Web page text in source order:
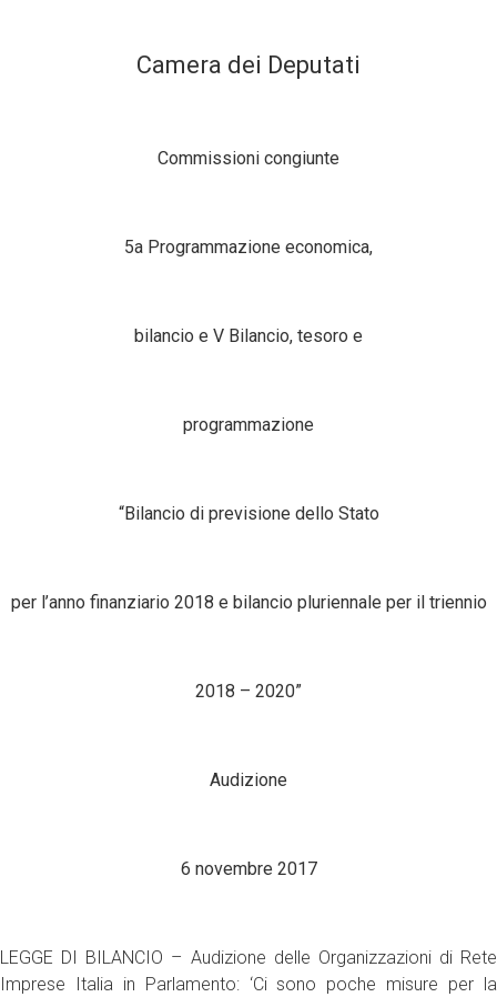
Camera dei Deputati
Commissioni congiunte
5a Programmazione economica,
bilancio e V Bilancio, tesoro e
programmazione
“Bilancio di previsione dello Stato
per l’anno finanziario 2018 e bilancio pluriennale per il triennio
2018 – 2020”
Audizione
6 novembre 2017
LEGGE DI BILANCIO – Audizione delle Organizzazioni di Rete
Imprese Italia in Parlamento: ‘Ci sono poche misure per la